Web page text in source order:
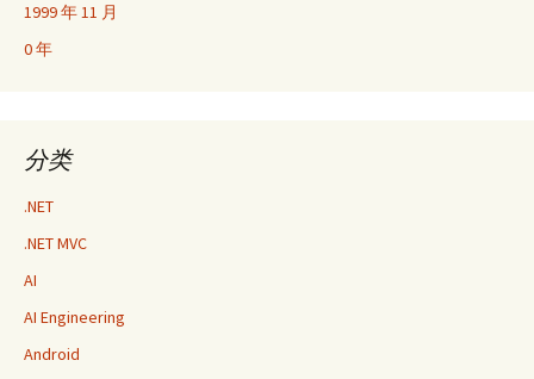
1999 年 11 月
0 年
分类
.NET
.NET MVC
AI
AI Engineering
Android